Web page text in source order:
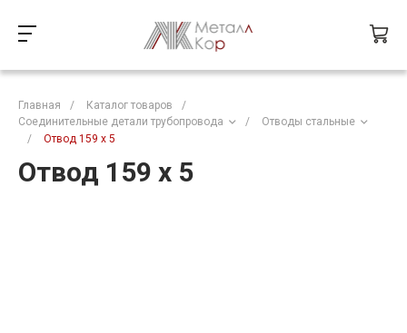
Главная / Каталог товаров
/
Соединительные детали трубопровода
/
Отводы стальные
/
Отвод 159 х 5
Отвод 159 х 5